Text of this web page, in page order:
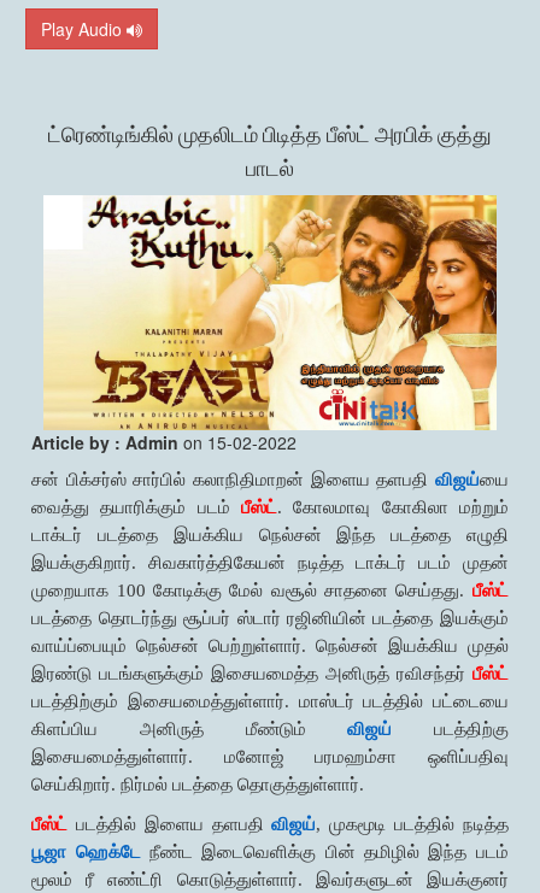
Play Audio
ட்ரெண்டிங்கில் முதலிடம் பிடித்த பீஸ்ட் அரபிக் குத்து
பாடல்
Article by : Admin on 15-02-2022
சன் பிக்சர்ஸ் சார்பில் கலாநிதிமாறன் இளைய தளபதி விஜய்யை
வைத்து தயாரிக்கும் படம் பீஸ்ட். கோலமாவு கோகிலா மற்றும்
டாக்டர் படத்தை இயக்கிய நெல்சன் இந்த படத்தை எழுதி
இயக்குகிறார். சிவகார்த்திகேயன் நடித்த டாக்டர் படம் முதன்
முறையாக 100 கோடிக்கு மேல் வசூல் சாதனை செய்தது. பீஸ்ட்
படத்தை தொடர்ந்து சூப்பர் ஸ்டார் ரஜினியின் படத்தை இயக்கும்
வாய்ப்பையும் நெல்சன் பெற்றுள்ளார். நெல்சன் இயக்கிய முதல்
இரண்டு படங்களுக்கும் இசையமைத்த அனிருத் ரவிசந்தர் பீஸ்ட்
படத்திற்கும் இசையமைத்துள்ளார். மாஸ்டர் படத்தில் பட்டையை
கிளப்பிய அனிருத் மீண்டும்விஜய்
படத்திற்கு
இசையமைத்துள்ளார். மனோஜ் பரமஹம்சா ஒளிப்பதிவு
செய்கிறார். நிர்மல் படத்தை தொகுத்துள்ளார்.
பீஸ்ட் படத்தில் இளைய தளபதிவிஜய், முகமூடி படத்தில் நடித்த
பூஜா ஹெக்டேநீண்ட இடைவெளிக்கு பின் தமிழில் இந்த படம்
மூலம் ரீ எண்ட்ரி கொடுத்துள்ளார். இவர்களுடன் இயக்குனர்